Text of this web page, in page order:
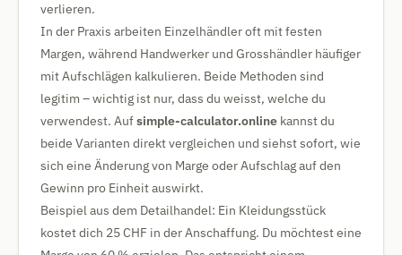
verlieren.
In der Praxis arbeiten Einzelhändler oft mit festen
Margen, während Handwerker und Grosshändler häufiger
mit Aufschlägen kalkulieren. Beide Methoden sind
legitim – wichtig ist nur, dass du weisst, welche du
verwendest. Aufsimple-calculator.online kannst du
beide Varianten direkt vergleichen und siehst sofort, wie
sich eine Änderung von Marge oder Aufschlag auf den
Gewinn pro Einheit auswirkt.
Beispiel aus dem Detailhandel: Ein Kleidungsstück
kostet dich 25 CHF in der Anschaffung. Du möchtest eine